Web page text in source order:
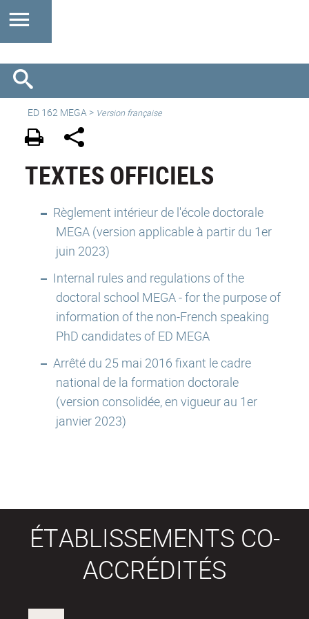
ED 162 MEGA > Version française
TEXTES OFFICIELS
Règlement intérieur de l'école doctorale
MEGA (version applicable à partir du 1er
juin 2023)
Internal rules and regulations of the
doctoral school MEGA - for the purpose of
information of the non-French speaking
PhD candidates of ED MEGA
Arrêté du 25 mai 2016 fixant le cadre
national de la formation doctorale
(version consolidée, en vigueur au 1er
janvier 2023)
ÉTABLISSEMENTS CO-
ACCRÉDITÉS